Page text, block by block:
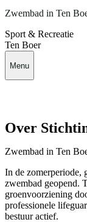
Zwembad in Ten
Sport & Recreatie
Ten Boer
Menu
Over
Zwembad in Ten
In de zomerperiode,
zwembad geopend.
groenvoorziening
professionele
bestuur actief.